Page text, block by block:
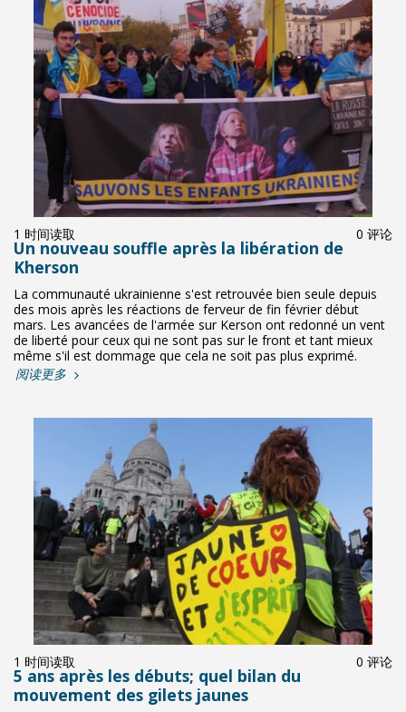
1 时间读取 0 评论
Un nouveau souffle après la libération de
Kherson
La communauté ukrainienne s'est retrouvée bien seule depuis
des mois après les réactions de ferveur de fin février début
mars. Les avancées de l'armée sur Kerson ont redonné un vent
de liberté pour ceux qui ne sont pas sur le front et tant mieux
même s'il est dommage que cela ne soit pas plus exprimé.
阅读更多
1 时间读取 0 评论
5 ans après les débuts; quel bilan du
mouvement des gilets jaunes